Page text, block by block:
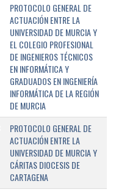
PROTOCOLO GENERAL DE
ACTUACIÓN ENTRE LA
UNIVERSIDAD DE MURCIA Y
EL COLEGIO PROFESIONAL
DE INGENIEROS TÉCNICOS
EN INFORMÁTICA Y
GRADUADOS EN INGENIERÍA
INFORMÁTICA DE LA REGIÓN
DE MURCIA
PROTOCOLO GENERAL DE
ACTUACIÓN ENTRE LA
UNIVERSIDAD DE MURCIA Y
CÁRITAS DIOCESIS DE
CARTAGENA